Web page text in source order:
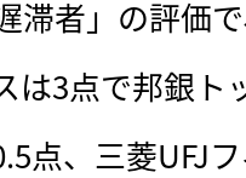
滞者」の評価
は3点で邦銀ト
点、三菱UFJ